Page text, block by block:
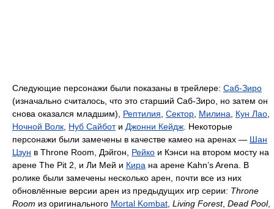
Следующие персонажи были показаны в трейлере: Саб-Зиро
(изначально считалось, что это старший Саб-Зиро, но затем он
снова оказался младшим), Рептилия Сектор Милина Кун Лао
Ночной Волк Нуб Сайботи Джонни Кейдж . Некоторые
персонажи были замечены в качестве камео на аренах — Шан
Цзун в Throne Room, Дэйгон, Рейко и Кэнси на втором мосту на
арене The Pit 2, и Ли Мей и Кира на арене Kahn’s Arena. В
ролике были замечены несколько арен, почти все из них
обновлённые версии арен из предыдущих игр серии: Throne
Room из оригинального Mortal Kombat Living Forest, Dead Pool,